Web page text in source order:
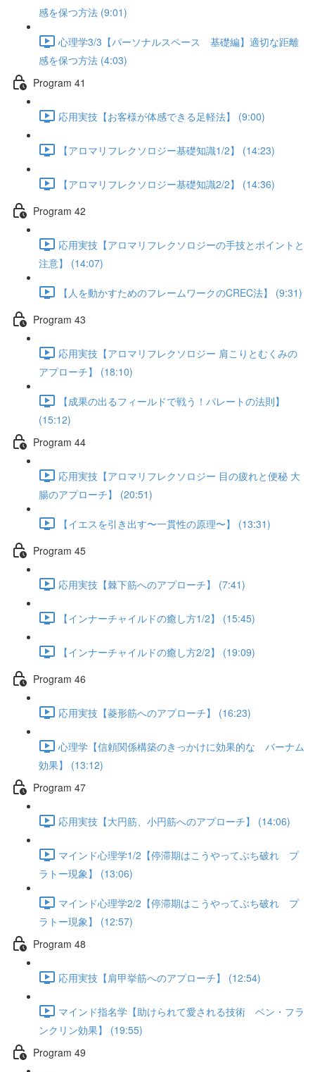
感を保つ方法 (9:01)
心理学3/3【パーソナルスペース 基礎編】適切な距離
感を保つ方法 (4:03)
Program 41
応用実技【お客様が体感できる足軽法】 (9:00)
【アロマリフレクソロジー基礎知識1/2】 (14:23)
【アロマリフレクソロジー基礎知識2/2】 (14:36)
Program 42
応用実技【アロマリフレクソロジーの手技とポイントと
注意】 (14:07)
【人を動かすためのフレームワークのCREC法】 (9:31)
Program 43
応用実技【アロマリフレクソロジー 肩こりとむくみの
アプローチ】 (18:10)
【成果の出るフィールドで戦う！パレートの法則】
(15:12)
Program 44
応用実技【アロマリフレクソロジー 目の疲れと便秘 大
腸のアプローチ】 (20:51)
【イエスを引き出す〜一貫性の原理〜】 (13:31)
Program 45
応用実技【棘下筋へのアプローチ】 (7:41)
【インナーチャイルドの癒し方1/2】 (15:45)
【インナーチャイルドの癒し方2/2】 (19:09)
Program 46
応用実技【菱形筋へのアプローチ】 (16:23)
心理学【信頼関係構築のきっかけに効果的な バーナム
効果】 (13:12)
Program 47
応用実技【大円筋、小円筋へのアプローチ】 (14:06)
マインド心理学1/2【停滞期はこうやってぶち破れ プ
ラトー現象】 (13:06)
マインド心理学2/2【停滞期はこうやってぶち破れ プ
ラトー現象】 (12:57)
Program 48
応用実技【肩甲挙筋へのアプローチ】 (12:54)
マインド指名学【助けられて愛される技術 ベン・フラ
ンクリン効果】 (19:55)
Program 49